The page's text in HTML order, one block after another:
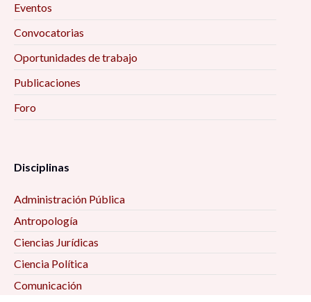
Eventos
Convocatorias
Oportunidades de trabajo
Publicaciones
Foro
Disciplinas
Administración Pública
Antropología
Ciencias Jurídicas
Ciencia Política
Comunicación